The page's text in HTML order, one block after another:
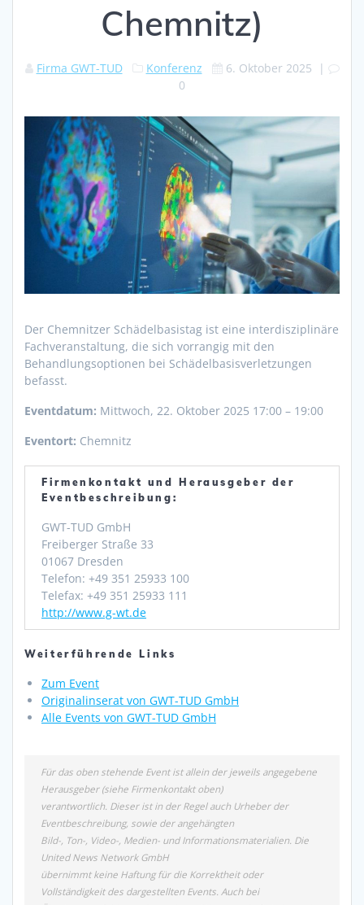
Chemnitz)
Firma GWT-TUD Konferenz 6. Oktober 2025 |
0
Der Chemnitzer Schädelbasistag ist eine interdisziplinäre
Fachveranstaltung, die sich vorrangig mit den
Behandlungsoptionen bei Schädelbasisverletzungen
befasst.
Eventdatum: Mittwoch, 22. Oktober 2025 17:00 – 19:00
Eventort: Chemnitz
Firmenkontakt und Herausgeber der
Eventbeschreibung:
GWT-TUD GmbH
Freiberger Straße 33
01067 Dresden
Telefon: +49 351 25933 100
Telefax: +49 351 25933 111
http://www.g-wt.de
Weiterführende Links
Zum Event
Originalinserat von GWT-TUD GmbH
Alle Events von GWT-TUD GmbH
Für das oben stehende Event ist allein der jeweils angegebene
Herausgeber (siehe Firmenkontakt oben)
verantwortlich. Dieser ist in der Regel auch Urheber der
Eventbeschreibung, sowie der angehängten
Bild-, Ton-, Video-, Medien- und Informationsmaterialien. Die
United News Network GmbH
übernimmt keine Haftung für die Korrektheit oder
Vollständigkeit des dargestellten Events. Auch bei